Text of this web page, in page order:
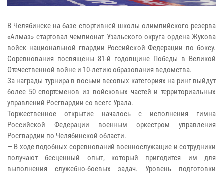
В Челябинске на базе спортивной школы олимпийского резерва
«Алмаз» стартовал чемпионат Уральского округа ордена Жукова
войск национальной гвардии Российской Федерации по боксу.
Соревнования посвящены 81-й годовщине Победы в Великой
Отечественной войне и 10-летию образования ведомства.
За награды турнира в восьми весовых категориях на ринг выйдут
более 50 спортсменов из войсковых частей и территориальных
управлений Росгвардии со всего Урала.
Торжественное открытие началось с исполнения гимна
Российской Федерации военным оркестром управления
Росгвардии по Челябинской области.
— В ходе подобных соревнований военнослужащие и сотрудники
получают бесценный опыт, который пригодится им для
выполнения служебно-боевых задач. Уровень подготовки